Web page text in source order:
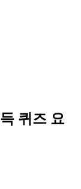
퀴즈 요